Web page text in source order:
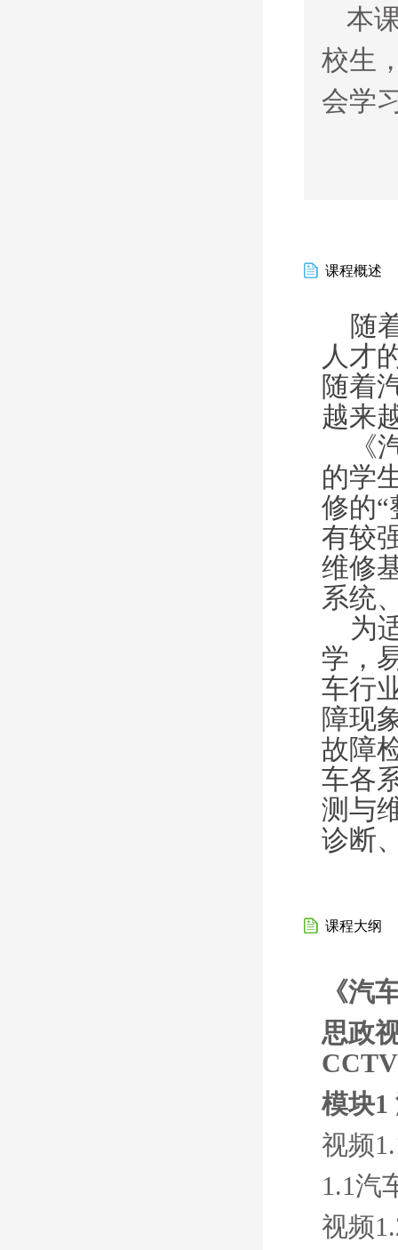
本
校生
会学
课程概述
随
人才
随着
越来
《
的学
修的
有较
维修
系统
为
学，
车行
障现
故障
车各
测与
诊断
课程大纲
《汽
思政
模块1
视频
1.1汽
视频